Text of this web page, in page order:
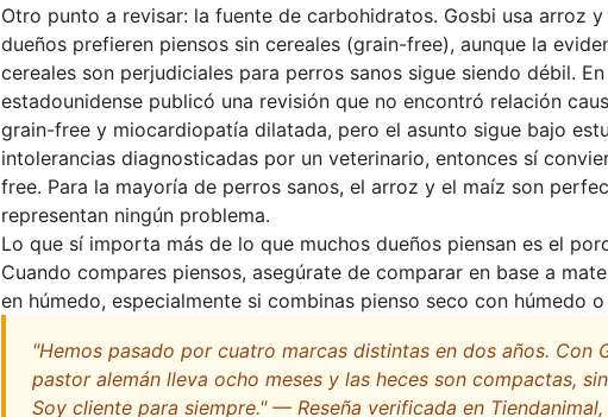
Otro punto a revisar: la fuente de carbohidratos. Gosbi usa arroz
dueños prefieren piensos sin cereales (grain-free), aunque la
cereales son perjudiciales para perros sanos sigue siendo débil.
estadounidense publicó una revisión que no encontró relación
grain-free y miocardiopatía dilatada, pero el asunto sigue bajo
intolerancias diagnosticadas por un veterinario, entonces sí
free. Para la mayoría de perros sanos, el arroz y el maíz son
representan ningún problema.
Lo que sí importa más de lo que muchos dueños piensan es el
Cuando compares piensos, asegúrate de comparar en base a
en húmedo, especialmente si combinas pienso seco con húmedo
"Hemos pasado por cuatro marcas distintas en dos años. Con
pastor alemán lleva ocho meses y las heces son compactas,
Soy cliente para siempre." — Reseña verificada en